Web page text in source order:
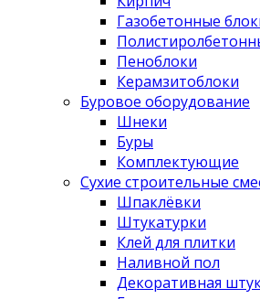
Газобетонные
Пеноблоки
Керамзитоблоки
Буровое оборудование
Шнеки
Буры
Комплектующие
Сухие строительные
Шпаклёвки
Штукатурки
Клей для плитки
Наливной пол
Декоративная